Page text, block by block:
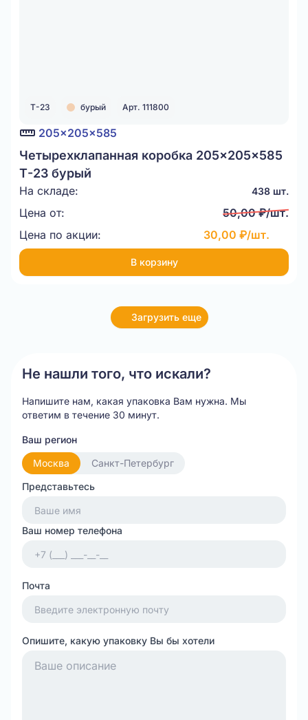
Т-23 бурый Арт. 111800
205x205x585
Четырехклапанная коробка 205x205x585
Т-23 бурый
На складе: 438 шт.
Цена от:
50,00 ₽/шт.
Цена по акции:
30,00 ₽/шт.
В корзину
Загрузить еще
Не нашли того, что искали?
Напишите нам, какая упаковка Вам нужна. Мы
ответим в течение 30 минут.
Ваш регион
Москва
Санкт-Петербург
Представьтесь
Ваш номер телефона
Почта
Опишите, какую упаковку Вы бы хотели